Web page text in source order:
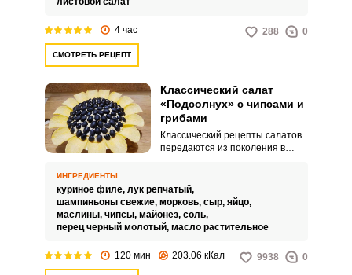
4 час 288 0
СМОТРЕТЬ РЕЦЕПТ
Классический салат
«Подсолнух» с чипсами и
грибами
Классический рецепты салатов
передаются из поколения в
ИНГРЕДИЕНТЫ
куриное филе, лук репчатый,
шампиньоны свежие, морковь, сыр, яйцо,
маслины, чипсы, майонез, соль,
перец черный молотый, масло растительное
120 мин 203.06 кКал 9938 0